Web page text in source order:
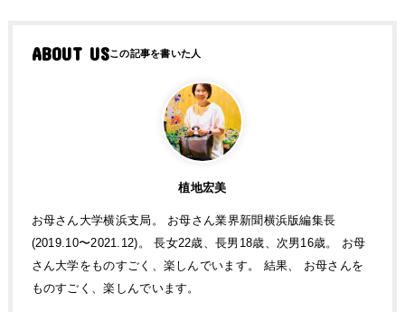
ABOUT US
植地宏美
お母さん大学横浜支局。 お母さん業界新聞横浜版編集長
(2019.10〜2021.12)。 長女22歳、長男18歳、次男16歳。 お母
さん大学をものすごく、楽しんでいます。 結果、 お母さんを
ものすごく、楽しんでいます。